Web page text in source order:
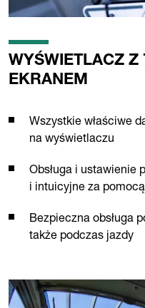
WYŚWIETLACZ Z
EKRANEM
Wszystkie właściwe
na wyświetlaczu
Obsługa i ustawienie
i intuicyjne za
Bezpieczna obsługa
także podczas jazdy